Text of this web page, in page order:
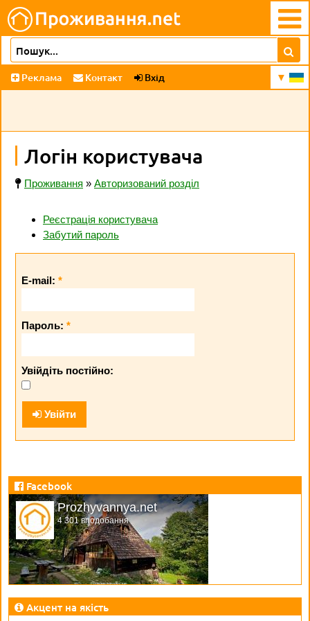
Реклама Контакт Вхід
Логін користувача
Проживання » Авторизований розділ
Реєстрація користувача
Забутий пароль
E-mail: *
Пароль: *
Увійдіть постійно:
Увійти
Facebook
Prozhyvannya.net
4 301 вподобання
Акцент на якість